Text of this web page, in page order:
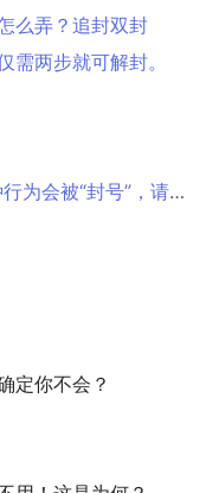
么弄？追封双封
需两步就可解封。
被“封号”，请互相转告
定你不会？